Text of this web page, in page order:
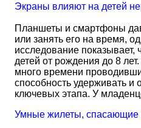
Экраны влияют на детей
Планшеты и смартфоны
или занять его на время,
исследование показывает,
детей от рождения до 8
много времени
способность удерживать
ключевых этапа. У
Умные жилеты, спасающие